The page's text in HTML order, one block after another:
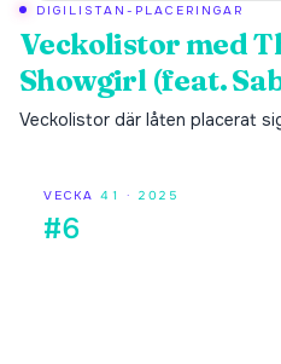
DIGILISTAN-PLACERINGAR
Veckolistor med
Showgirl (feat.
Veckolistor där låten placerat
VECKA 41 · 2025
#6